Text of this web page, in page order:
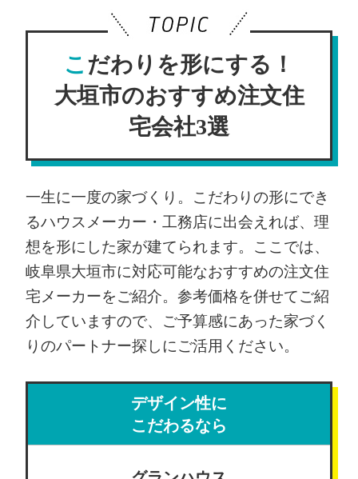
こだわりを形にする！
大垣市のおすすめ注文住
宅会社3選
一生に一度の家づくり。こだわりの形にでき
るハウスメーカー・工務店に出会えれば、理
想を形にした家が建てられます。ここでは、
岐阜県大垣市に対応可能なおすすめの注文住
宅メーカーをご紹介。参考価格を併せてご紹
介していますので、ご予算感にあった家づく
りのパートナー探しにご活用ください。
デザイン性に
こだわるなら